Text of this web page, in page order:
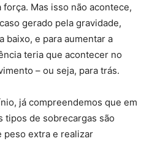
Mas isso não acontece,
gerado pela gravidade,
baixo, e para aumentar a
teria que acontecer no
– ou seja, para trás.
já compreendemos que em
tipos de sobrecargas são
peso extra e realizar